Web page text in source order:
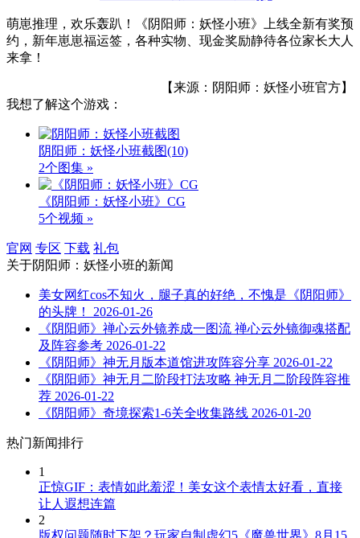
萌崽推理，欢乐轰趴！《阴阳师：妖怪小班》上线全新有奖预
约，新年崽崽福运签，各种实物、现金奖励静待各位家长大人
来拿！
【来源：阴阳师：妖怪小班官方】
我想了解这个游戏：
阴阳师：妖怪小班截图(10)
2个图集 »
《阴阳师：妖怪小班》CG
5个视频 »
官网 专区 下载 礼包
关于阴阳师：妖怪小班的新闻
美女网红cos不知火，腿子真的好绝，不愧是《阴阳师》
的头牌！
2026-01-26
《阴阳师》禅心云外镜养成一图流 禅心云外镜御魂搭配
及阵容参考 2026-01-22
《阴阳师》神无月版本道馆进攻阵容分享 2026-01-22
《阴阳师》神无月二阶段打法攻略 神无月二阶段阵容推
荐 2026-01-22
《阴阳师》奇境探索1-6关全收集路线 2026-01-20
热门新闻排行
1
正惊GIF：表情如此羞涩！美女这个表情太好看，直接
让人遐想连篇
2
版权问题随时下架？玩家自制虚幻5《魔兽世界》8月15